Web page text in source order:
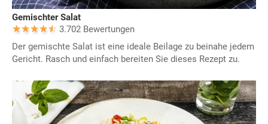
Gemischter Salat
3.702 Bewertungen
Der gemischte Salat ist eine ideale Beilage zu beinahe jedem
Gericht. Rasch und einfach bereiten Sie dieses Rezept zu.